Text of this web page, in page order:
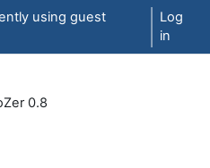
using guest
Log
in
0.8